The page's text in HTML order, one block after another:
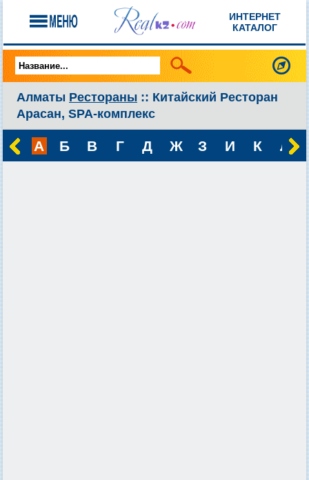
ИНТЕРНЕТ
КАТАЛОГ
Алматы Рестораны :: Китайский Ресторан
Арасан, SPA-комплекс
А Б В Г Д Ж З И К Л